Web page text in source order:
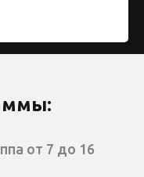
от 7 до 16